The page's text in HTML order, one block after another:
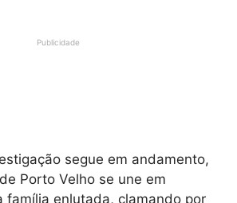
Publicidade
segue em andamento,
Porto Velho se une em
família enlutada, clamando por